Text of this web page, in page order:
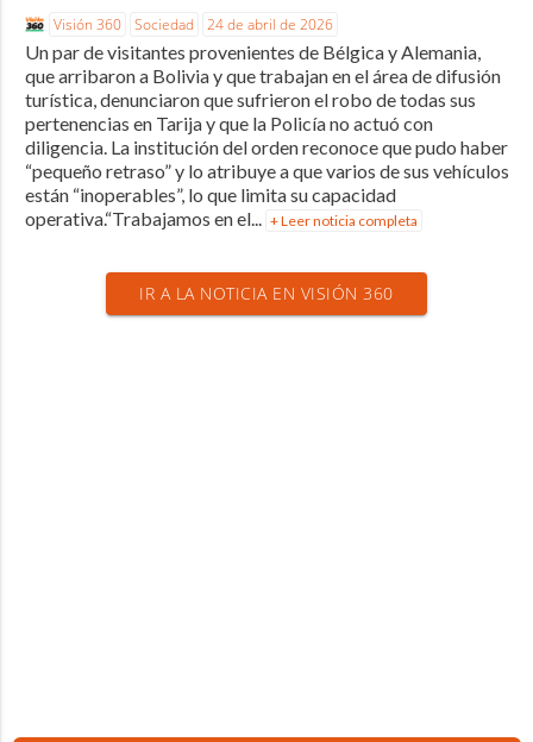
Visión 360 Sociedad 24 de abril de 2026
Un par de visitantes provenientes de Bélgica y Alemania,
que arribaron a Bolivia y que trabajan en el área de difusión
turística, denunciaron que sufrieron el robo de todas sus
pertenencias en Tarija y que la Policía no actuó con
diligencia. La institución del orden reconoce que pudo haber
“pequeño retraso” y lo atribuye a que varios de sus vehículos
están “inoperables”, lo que limita su capacidad
operativa.“Trabajamos en el... + Leer noticia completa
IR A LA NOTICIA EN VISIÓN 360